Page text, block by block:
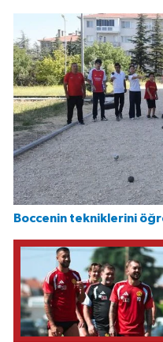
Boccenin tekniklerini